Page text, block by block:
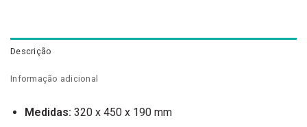
Descrição
Informação adicional
Medidas: 320 x 450 x 190 mm